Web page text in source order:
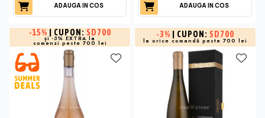
ADAUGA IN COS ADAUGA IN COS
-15% | CUPON: SD700
și -3% EXTRA la
comenzi peste 700 lei
-3% | CUPON: SD700
la orice comandă peste 700 lei